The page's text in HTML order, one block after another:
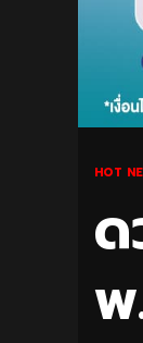
HOT
ด
พ